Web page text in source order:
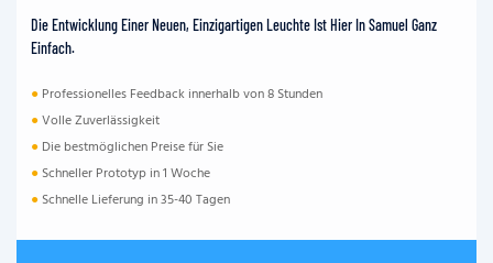
Die Entwicklung Einer Neuen, Einzigartigen Leuchte Ist Hier In Samuel Ganz
Einfach.
● Professionelles Feedback innerhalb von 8 Stunden
●Volle Zuverlässigkeit
● Die bestmöglichen Preise für Sie
● Schneller Prototyp in 1 Woche
● Schnelle Lieferung in 35-40 Tagen